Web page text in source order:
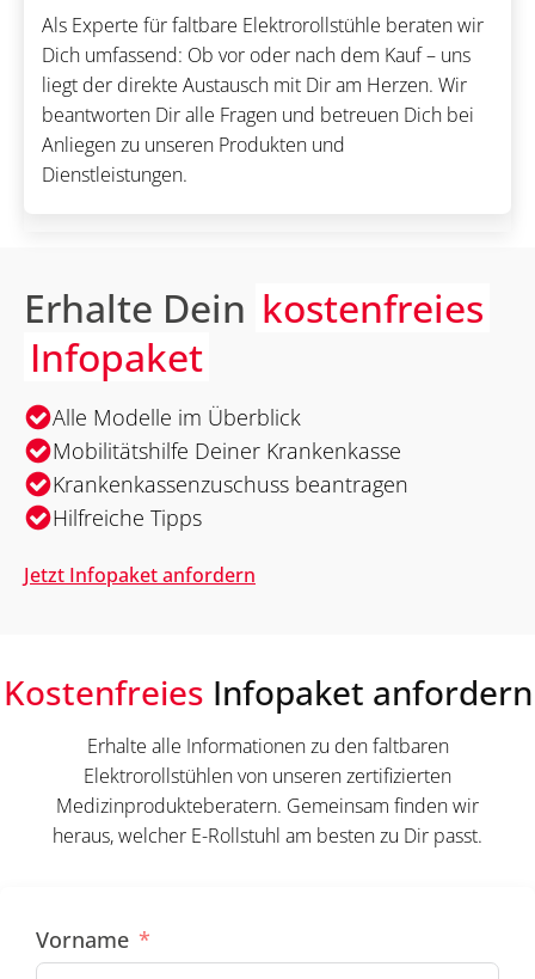
Als Experte für faltbare Elektrorollstühle beraten wir
Dich umfassend: Ob vor oder nach dem Kauf – uns
liegt der direkte Austausch mit Dir am Herzen. Wir
beantworten Dir alle Fragen und betreuen Dich bei
Anliegen zu unseren Produkten und
Dienstleistungen.
Erhalte Dein kostenfreies
Infopaket
Alle Modelle im Überblick
Mobilitätshilfe Deiner Krankenkasse
Krankenkassenzuschuss beantragen
Hilfreiche Tipps
Jetzt Infopaket anfordern
Kostenfreies Infopaket anfordern
Erhalte alle Informationen zu den faltbaren
Elektrorollstühlen von unseren zertifizierten
Medizinprodukteberatern. Gemeinsam finden wir
heraus, welcher E-Rollstuhl am besten zu Dir passt.
Vorname